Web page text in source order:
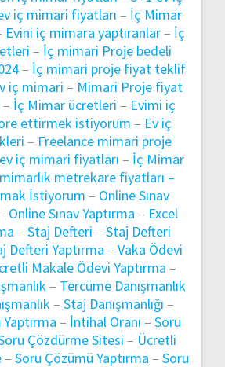
iç mimari fiyatları – İç Mimar
Evini iç mimara yaptıranlar– İç
– İç mimari Proje bedeli
– İç mimari proje fiyat teklif
iç mimari – Mimari Proje fiyat
– İç Mimar ücretleri – Evimi iç
ettirmek istiyorum – Ev iç
– Freelance mimari proje
iç mimari fiyatları – İç Mimar
metrekare fiyatları –
İstiyorum – Online Sınav
Online Sınav Yaptırma – Excel
– Staj Defteri – Staj Defteri
Defteri Yaptırma – Vaka Ödevi
Makale Ödevi Yaptırma –
– Tercüme Danışmanlık
– Staj Danışmanlığı –
– İntihal Oranı – Soru
Çözdürme Sitesi – Ücretli
– Soru Çözümü Yaptırma – Soru